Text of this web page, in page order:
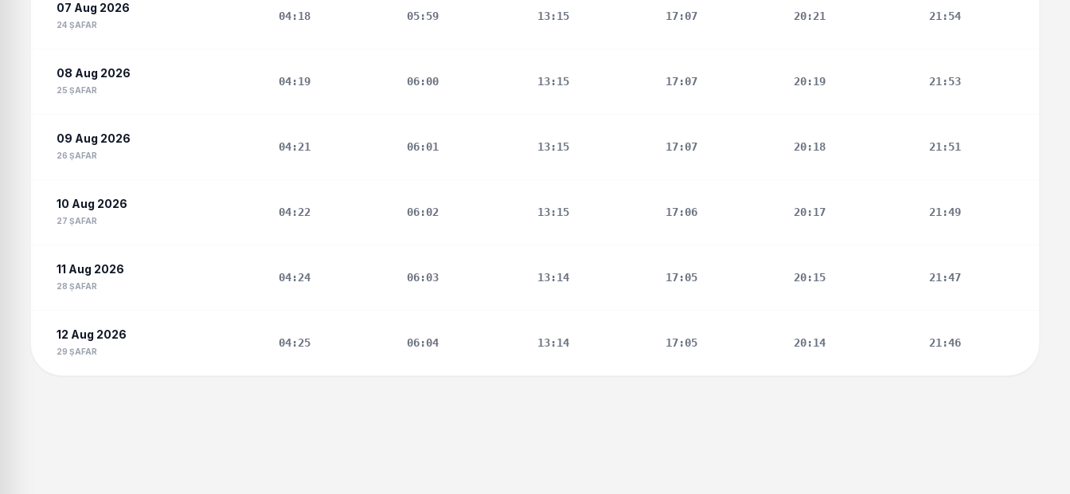
07 Aug 2026
24 ṢAFAR
04:18 05:59 13:15 17:07 20:21 21:54
08 Aug 2026
25 ṢAFAR
04:19 06:00 13:15 17:07 20:19 21:53
09 Aug 2026
26 ṢAFAR
04:21 06:01 13:15 17:07 20:18 21:51
10 Aug 2026
27 ṢAFAR
04:22 06:02 13:15 17:06 20:17 21:49
11 Aug 2026
28 ṢAFAR
04:24 06:03 13:14 17:05 20:15 21:47
12 Aug 2026
29 ṢAFAR
04:25 06:04 13:14 17:05 20:14 21:46